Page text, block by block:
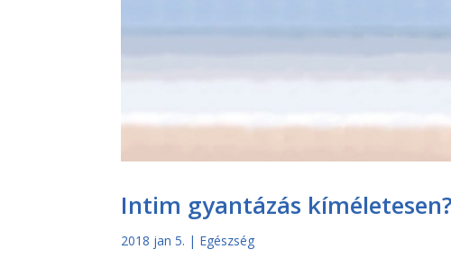
Intim gyantázás
2018 jan 5. | Egészség